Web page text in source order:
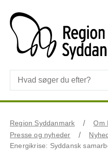
Region Syddanmark
Om
Presse og nyheder
Energikrise: Syddansk